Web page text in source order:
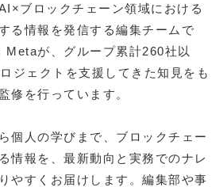
ブロックチェーン領域における
る情報を発信する編集チームで
が、グループ累計260社以
ジェクトを支援してきた知見をも
修を行っています。
個人の学びまで、ブロックチェー
情報を、最新動向と実務でのナレ
やすくお届けします。編集部や事